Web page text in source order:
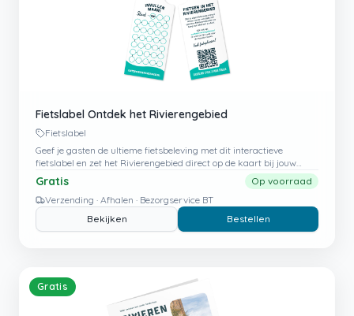
Fietslabel Ontdek het Rivierengebied
Fietslabel
Geef je gasten de ultieme fietsbeleving met dit interactieve
fietslabel en zet het Rivierengebied direct op de kaart bij jouw
bezoekers.
Gratis
Op voorraad
Verzending · Afhalen · Bezorgservice BT
Bekijken
Bestellen
Gratis